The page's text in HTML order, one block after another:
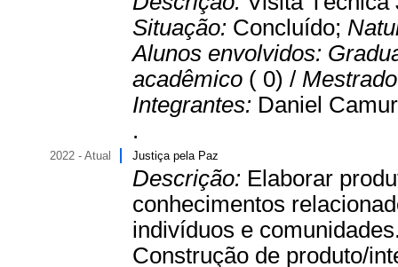
Situação: Concluído;
Alunos envolvidos:
acadêmico ( 0) /
Integrantes: Daniel
.
2022 - Atual Justiça pela Paz
Descrição: Elaborar
conhecimentos
indivíduos e
Construção de produto/